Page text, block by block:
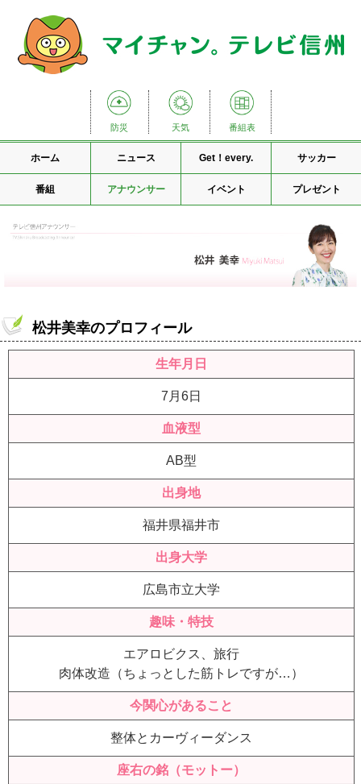
防災 天気 番組表
ホーム ニュース Get！every. サッカー
番組 アナウンサー イベント プレゼント
松井美幸のプロフィール
生年月日
7月6日
血液型
AB型
出身地
福井県福井市
出身大学
広島市立大学
趣味・特技
エアロビクス、旅行
肉体改造（ちょっとした筋トレですが…）
今関心があること
整体とカーヴィーダンス
座右の銘（モットー）